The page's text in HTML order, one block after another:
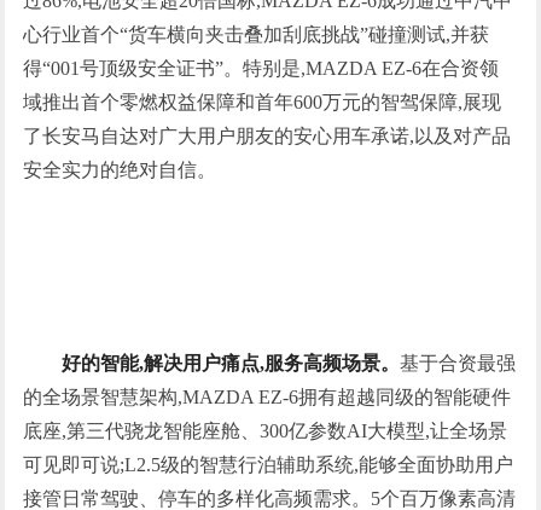
心行业首个“货车横向夹击叠加刮底挑战”碰撞测试,并获
得“001号顶级安全证书”。特别是,MAZDA EZ-6在合资领
域推出首个零燃权益保障和首年600万元的智驾保障,展现
了长安马自达对广大用户朋友的安心用车承诺,以及对产品
安全实力的绝对自信。
好的智能,解决用户痛点,服务高频场景。基于合资最强
的全场景智慧架构,MAZDA EZ-6拥有超越同级的智能硬件
底座,第三代骁龙智能座舱、300亿参数AI大模型,让全场景
可见即可说;L2.5级的智慧行泊辅助系统,能够全面协助用户
接管日常驾驶、停车的多样化高频需求。5个百万像素高清